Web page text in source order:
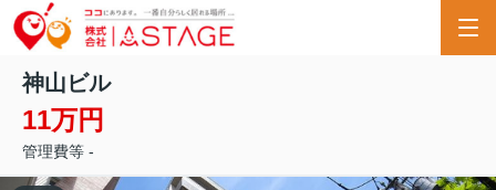
神山ビル
11万円
管理費等 -